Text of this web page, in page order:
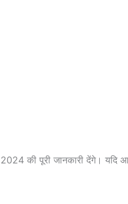
की पूरी जानकारी देंगे। यदि आप